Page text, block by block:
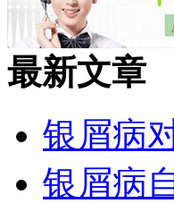
最新文章
银屑病
银屑病